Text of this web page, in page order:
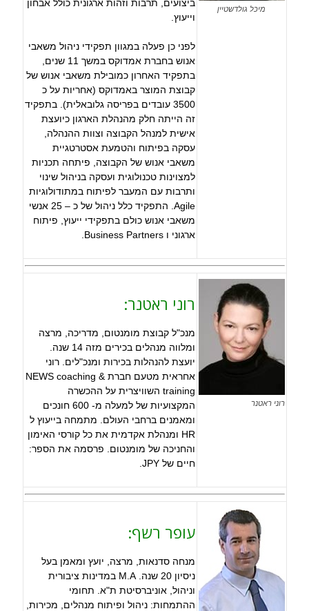
מיכל גולדשטיין
ביצועים, תרבות וזהות ארגונית כולל אבחון
וייעוץ.
לפני כן פעלה במגוון תפקידי ניהול משאבי
אנוש בחברת אמדוקס במשך 11 שנים,
בתפקיד האחרון כמובילת משאבי אנוש של
קבוצת המוצר באמדוקס (אחריות על כ
3500 עובדים בפריסה גלובאלית). בתפקיד
זה הייתה חלק מהנהלת הארגון כיועצת
אישית למנהל הקבוצה וצוות ההנהלה,
עסקה בפיתוח והטמעת אסטרטגיית
משאבי אנוש של הקבוצה, פיתחה תכניות
למצוינות טכנולוגית ועסקה בניהול שינוי
ותרבות עם המעבר לפיתוח במתודולוגיות
Agile. התפקיד כלל ניהול של כ – 25 אנשי
משאבי אנוש כולם בתפקידי ייעוץ, פיתוח
ארגוני ו Business Partners.
רוני ראטנר
רוני ראטנר:
מנכ"ל קבוצת מומנטום, מדריכה, מרצה
ומלווה מנהלים בכירים מזה 14 שנה.
יועצת להנהלות בכירות ומנכ"לים. רוני
אחראית מטעם חברת NEWS coaching &
training השוויצרית על ההכשרה
המקצועיות של למעלה מ- 600 חונכים
ומאמנים ברחבי העולם. מתמחה בייעוץ ל
HR ומנהלת אקדמית את כל קורסי האימון
והחניכה של מומנטום. פרסמה את הספר:
חיים של JPY.
עופר רשף:
מנחה סדנאות, מרצה, יועץ ומאמן בעל
ניסיון 20 שנה. M.A במדינות ציבורית
וניהול, אוניברסיטת ת"א. תחומי
ההתמחות: ניהול ופיתוח מנהלים, מכירות,